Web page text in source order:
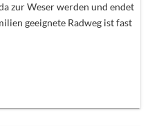
zur Weser werden und endet
geeignete Radweg ist fast